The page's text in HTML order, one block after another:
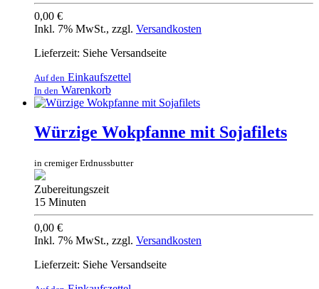
0,00 €
Inkl. 7% MwSt., zzgl. Versandkosten
Lieferzeit: Siehe Versandseite
Auf den Einkaufszettel
In den Warenkorb
Würzige Wokpfanne mit Sojafilets
in cremiger Erdnussbutter
Zubereitungszeit
15 Minuten
0,00 €
Inkl. 7% MwSt., zzgl. Versandkosten
Lieferzeit: Siehe Versandseite